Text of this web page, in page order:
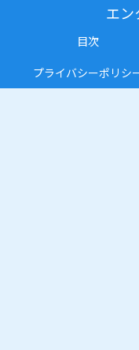
エン
目次
プライバシーポリシ